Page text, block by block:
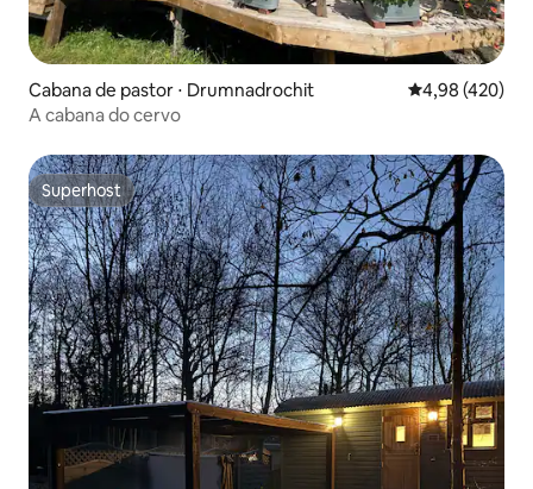
Cabana de pastor ⋅ Drumnadrochit 4,98 de uma
4,98 (420)
A cabana do cervo
Superhost
Superhost